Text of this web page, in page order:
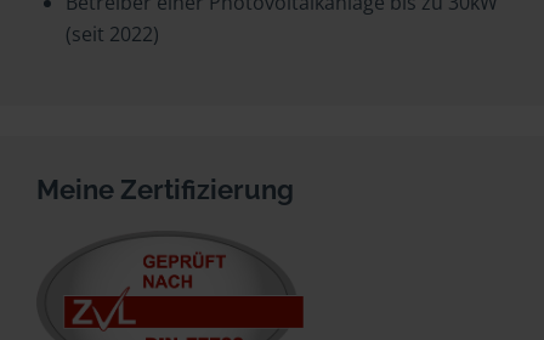
(seit 2022)
Meine Zertifizierung